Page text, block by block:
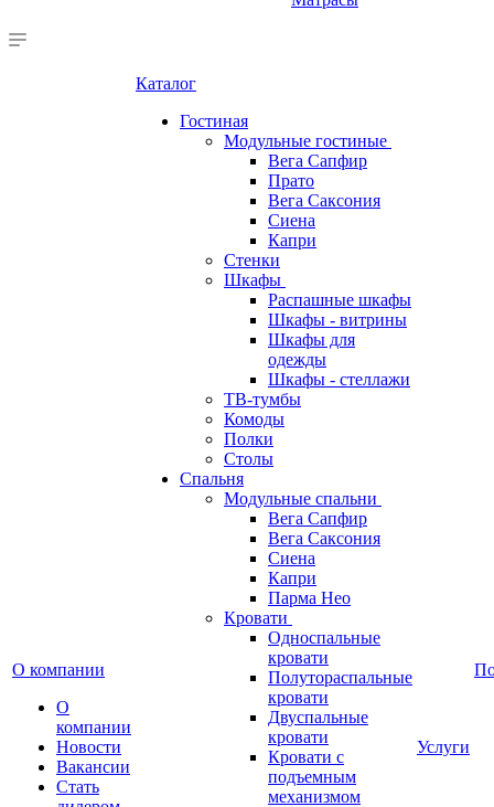
О компании
О
компании
Новости
Вакансии
Стать
Каталог
Гостиная
Модульные гостиные
Вега Сапфир
Прато
Вега Саксония
Сиена
Капри
Стенки
Шкафы
Распашные шкафы
Шкафы - витрины
Шкафы для
одежды
Шкафы - стеллажи
ТВ-тумбы
Комоды
Полки
Столы
Спальня
Модульные спальни
Вега Сапфир
Вега Саксония
Сиена
Капри
Парма Нео
Кровати
Односпальные
кровати
Полутораспальные
кровати
Двуспальные
кровати
Кровати с
подъемным
механизмом
Услуги